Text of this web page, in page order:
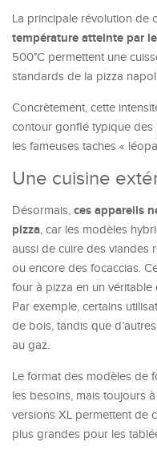
La principale révolution de
température atteinte par
500°C permettent une
standards de la pizza
Concrètement, cette
contour gonflé typique des
les fameuses taches «
Une cuisine
Désormais, ces appareils
pizza, car les modèles
aussi de cuire des viandes
ou encore des focaccias.
four à pizza en un véritable
Par exemple, certains
de bois, tandis que
au gaz.
Le format des modèles de
les besoins, mais toujours
versions XL permettent de
plus grandes pour les